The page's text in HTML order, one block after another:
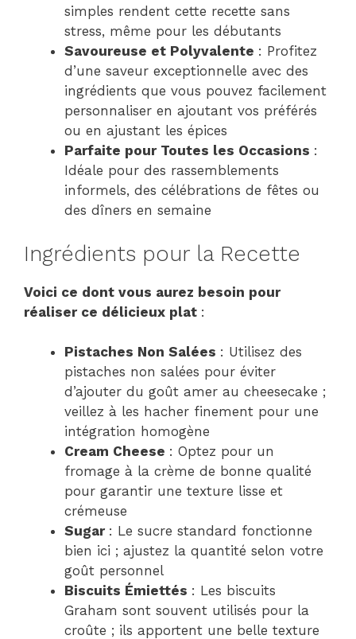
simples rendent cette recette sans
stress, même pour les débutants
Savoureuse et Polyvalente : Profitez
d’une saveur exceptionnelle avec des
ingrédients que vous pouvez facilement
personnaliser en ajoutant vos préférés
ou en ajustant les épices
Parfaite pour Toutes les Occasions :
Idéale pour des rassemblements
informels, des célébrations de fêtes ou
des dîners en semaine
Ingrédients pour la Recette
Voici ce dont vous aurez besoin pour
réaliser ce délicieux plat :
Pistaches Non Salées : Utilisez des
pistaches non salées pour éviter
d’ajouter du goût amer au cheesecake ;
veillez à les hacher finement pour une
intégration homogène
Cream Cheese : Optez pour un
fromage à la crème de bonne qualité
pour garantir une texture lisse et
crémeuse
Sugar : Le sucre standard fonctionne
bien ici ; ajustez la quantité selon votre
goût personnel
Biscuits Émiettés : Les biscuits
Graham sont souvent utilisés pour la
croûte ; ils apportent une belle texture